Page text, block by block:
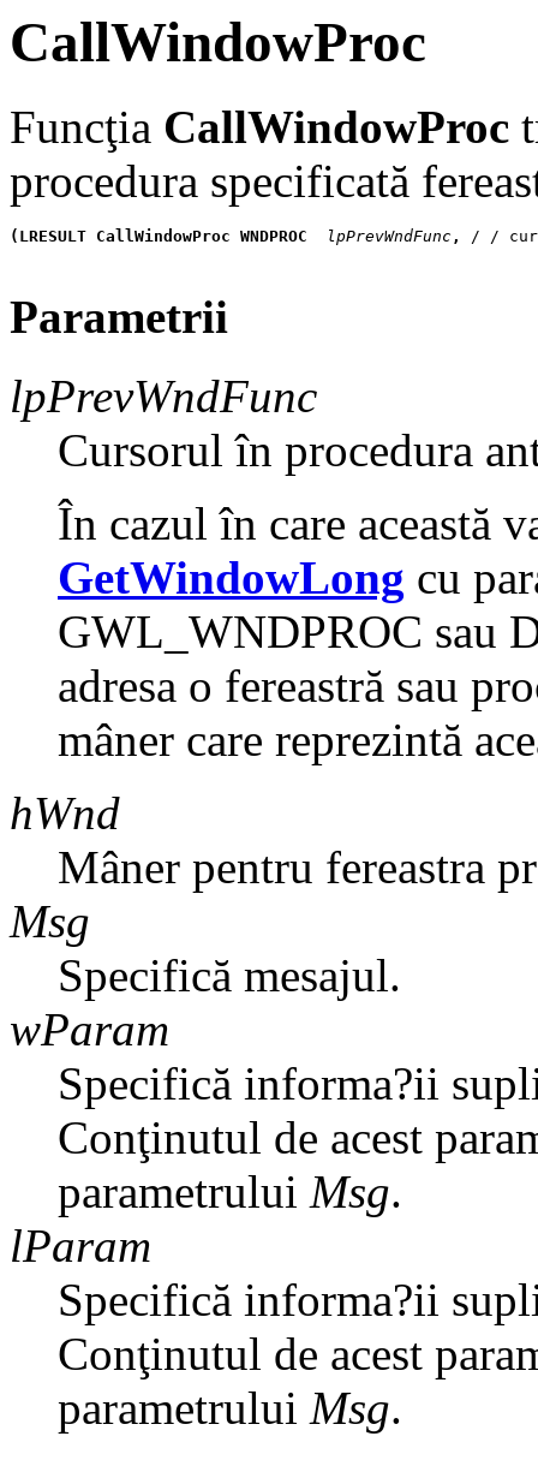
CallWindowProc
Funcţia CallWindowProc
procedura specificată
(LRESULT CallWindowProc WNDPROC lpPrevWndFunc, / /
Parametrii
lpPrevWndFunc
Cursorul în procedura
În cazul în care această
GetWindowLong cu
GWL_WNDPROC sau
adresa o fereastră sau
mâner care reprezintă
hWnd
Mâner pentru fereastra
Msg
Specifică mesajul.
wParam
Specifică informa?ii
Conţinutul de acest
parametrului Msg.
lParam
Specifică informa?ii
Conţinutul de acest
parametrului Msg.